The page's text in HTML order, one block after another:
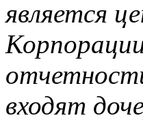
является
входят